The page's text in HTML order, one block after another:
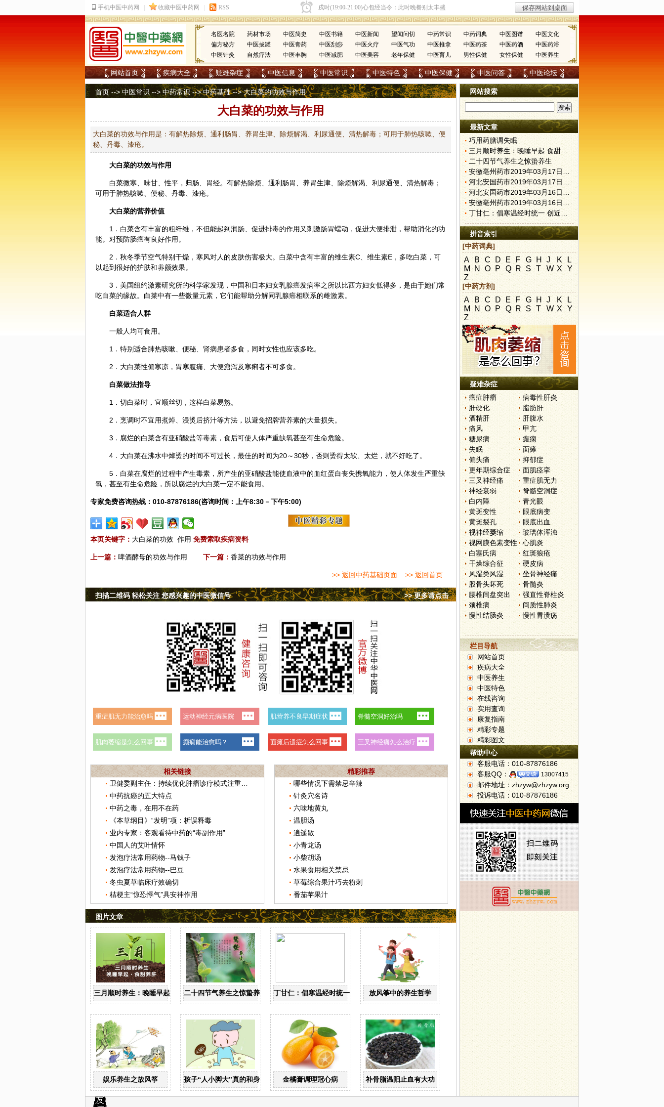
名医名院 药材市场 中医简史 中医书籍 中医新闻 望闻问切 中药常识 中药词典 中医图谱
中医文化
偏方秘方
中医拔罐 中医膏药 中医刮痧 中医火疗 中医气功 中医推拿 中医药茶 中医药酒
中医药浴
中医针灸
自然疗法 中医丰胸 中医减肥 中医美容 老年保健 中医育儿 男性保健 女性保健 中医养生
网站首页 疾病大全 疑难杂症 中医信息 中医常识 中医特色 中医保健 中医问答 中医论坛
首页 -->中医常识 -->中药常识-->中药基础--> 大白菜的功效与作用
大白菜的功效与作用
大白菜的功效与作用是：有解热除烦、通利肠胃、养胃生津、除烦解渴、利尿通便、清热解毒；可用于肺热咳嗽、便
秘、丹毒、漆疮。
大白菜的功效与作用
白菜微寒、味甘、性平，归肠、胃经。有解热除烦、通利肠胃、养胃生津、除烦解渴、利尿通便、清热解毒；
可用于肺热咳嗽、便秘、丹毒、漆疮。
大白菜的营养价值
1．白菜含有丰富的粗纤维，不但能起到润肠、促进排毒的作用又刺激肠胃蠕动，促进大便排泄，帮助消化的功
能。对预防肠癌有良好作用。
2．秋冬季节空气特别干燥，寒风对人的皮肤伤害极大。白菜中含有丰富的维生素C、维生素E，多吃白菜，可
以起到很好的护肤和养颜效果。
3．美国纽约激素研究所的科学家发现，中国和日本妇女乳腺癌发病率之所以比西方妇女低得多，是由于她们常
吃白菜的缘故。白菜中有一些微量元素，它们能帮助分解同乳腺癌相联系的雌激素。
白菜适合人群
一般人均可食用。
1．特别适合肺热咳嗽、便秘、肾病患者多食，同时女性也应该多吃。
2．大白菜性偏寒凉，胃寒腹痛、大便溏泻及寒痢者不可多食。
白菜做法指导
1．切白菜时，宜顺丝切，这样白菜易熟。
2．烹调时不宜用煮焯、浸烫后挤汁等方法，以避免招牌营养素的大量损失。
3．腐烂的白菜含有亚硝酸盐等毒素，食后可使人体严重缺氧甚至有生命危险。
4．大白菜在沸水中焯烫的时间不可过长，最佳的时间为20～30秒，否则烫得太软、太烂，就不好吃了。
5．白菜在腐烂的过程中产生毒素，所产生的亚硝酸盐能使血液中的血红蛋白丧失携氧能力，使人体发生严重缺
氧，甚至有生命危险，所以腐烂的大白菜一定不能食用。
专家免费咨询热线：010-87876186(咨询时间：上午8:30－下午5:00)
本页关键字： 大白菜的功效 作用 免费索取疾病资料
上一篇： 啤酒酵母的功效与作用 下一篇： 香菜的功效与作用
>> 返回中药基础页面 >> 返回首页
>> 更多请点击
扫描二维码 轻松关注 您感兴趣的中医微信号
相关链接
中药抗癌的五大特点
中药之毒，在用不在药
《本草纲目》“发明”项：析误释毒
业内专家：客观看待中药的“毒副作用”
中国人的艾叶情怀
发泡疗法常用药物--马钱子
发泡疗法常用药物--巴豆
冬虫夏草临床疗效确切
桔梗主“惊恐悸气”具安神作用
精彩推荐
哪些情况下需禁忌辛辣
针灸穴名诗
六味地黄丸
温胆汤
逍遥散
小青龙汤
小柴胡汤
水果食用相关禁忌
草莓综合果汁巧去粉刺
番茄苹果汁
图片文章
三月顺时养生：晚睡早起 食甜养肝二十四节气养生之惊蛰养生 丁甘仁：倡寒温经时统一 创近代中医教育放风筝中的养生哲学
娱乐养生之放风筝 孩子“人小脚大”真的和身高有关？金橘膏调理冠心病 补骨脂温阳止血有大功
网站搜索
最新文章
巧用药膳调失眠
三月顺时养生：晚睡早起 食甜养肝
二十四节气养生之惊蛰养生
安徽亳州药市2019年03月17日快讯
河北安国药市2019年03月17日快讯
河北安国药市2019年03月16日快讯
安徽亳州药市2019年03月16日快讯
丁甘仁：倡寒温经时统一 创近代中医教育
拼音索引
[中药词典]
A B C D E F G H J K
L
M N O P Q R S T W X
Y
Z
[中药方剂]
A B C D E F G H J K
L
M N O P Q R S T W X
Y
Z
疑难杂症
癌症肿瘤
病毒性肝炎
肝硬化
脂肪肝
酒精肝
肝腹水
痛风
甲亢
糖尿病
癫痫
失眠
面瘫
偏头痛
抑郁症
更年期综合症
面肌痉挛
三叉神经痛
重症肌无力
神经衰弱
脊髓空洞症
白内障
青光眼
黄斑变性
眼底病变
黄斑裂孔
眼底出血
视神经萎缩
玻璃体浑浊
视网膜色素变性
心肌炎
白塞氏病
红斑狼疮
干燥综合征
硬皮病
风湿类风湿
坐骨神经痛
股骨头坏死
骨髓炎
腰椎间盘突出
强直性脊柱炎
颈椎病
间质性肺炎
慢性结肠炎
慢性胃溃疡
栏目导航
网站首页
疾病大全
中医养生
中医特色
在线咨询
实用查询
康复指南
精彩专题
精彩图文
帮助中心
客服电话：010-87876186
客服QQ：
13007415
邮件地址：zhzyw@zhzyw.org
投诉电话：010-87876186